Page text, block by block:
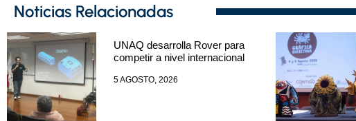
Noticias Relacionadas
UNAQ desarrolla Rover para
competir a nivel internacional
5 AGOSTO, 2026